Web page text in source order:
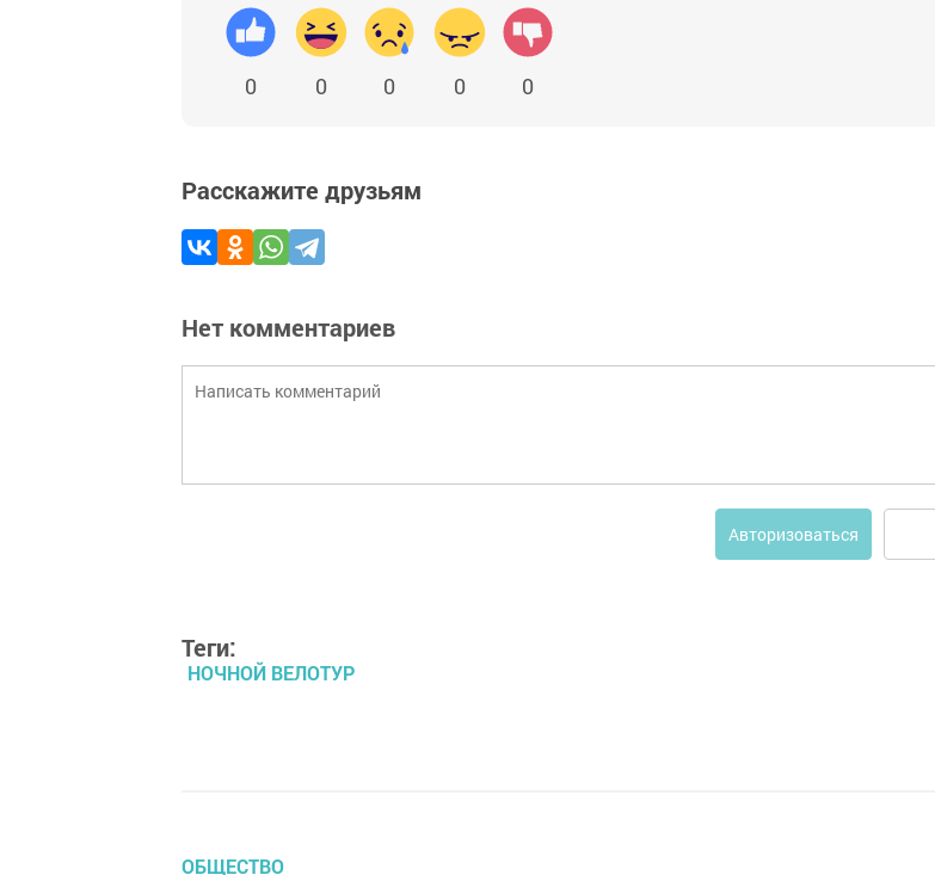
0 0 0 0 0
Расскажите друзьям
Нет комментариев
Авторизоваться
Теги:
НОЧНОЙ ВЕЛОТУР
ОБЩЕСТВО